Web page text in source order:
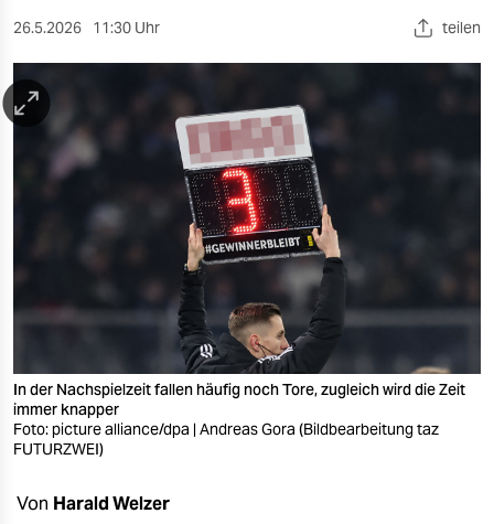
nord
wahrheit
verlag
verlag
shop
fragen & hilfe
abo
genossenschaft
26.5.2026 11:30 Uhr teilen
In der Nachspielzeit fallen häufig noch Tore, zugleich wird die Zeit
immer knapper
Foto: picture alliance/dpa | Andreas Gora (Bildbearbeitung taz
FUTURZWEI)
Von Harald Welzer